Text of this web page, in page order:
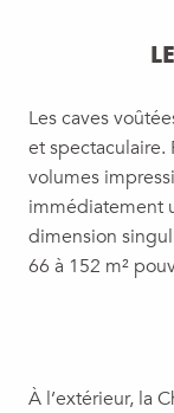
Les caves
et spectaculaire.
volumes
immédiatement
dimension
66 à 152 m²
À l’extérieur, la